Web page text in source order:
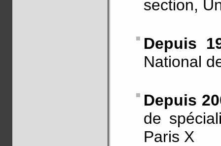
section,
Depuis
National
Depuis
de
Paris X